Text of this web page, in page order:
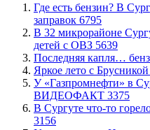
​Где есть бензин? В
заправок 6795
В 32 микрорайоне
детей с ОВЗ 5639
​Последняя капля…
Яркое лето с Брусникой
У «Газпромнефти» в
ВИДЕОФАКТ 3375
​В Сургуте что-то
3156